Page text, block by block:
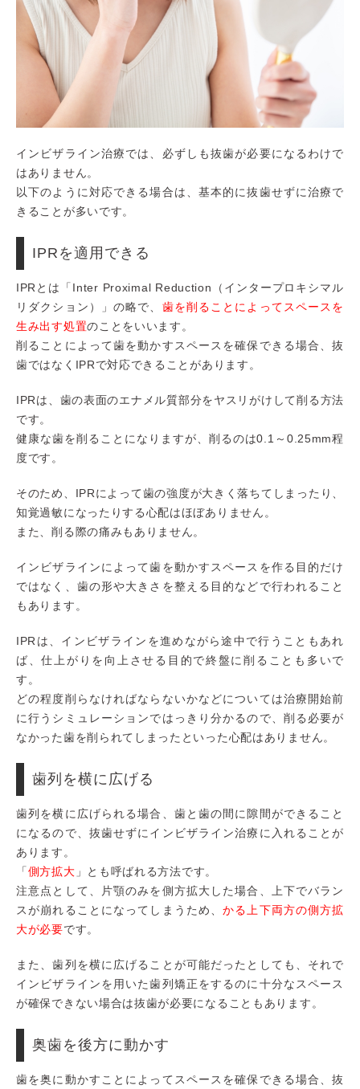
インビザライン治療では、必ずしも抜歯が必要になるわけで
はありません。
以下のように対応できる場合は、基本的に抜歯せずに治療で
きることが多いです。
IPRを適用できる
IPRとは「Inter Proximal Reduction（インタープロキシマル
リダクション）」の略で、 歯を削ることによってスペースを
生み出す処置のことをいいます。
削ることによって歯を動かすスペースを確保できる場合、抜
歯ではなくIPRで対応できることがあります。
IPRは、歯の表面のエナメル質部分をヤスリがけして削る方法
です。
健康な歯を削ることになりますが、削るのは0.1～0.25mm程
度です。
そのため、IPRによって歯の強度が大きく落ちてしまったり、
知覚過敏になったりする心配はほぼありません。
また、削る際の痛みもありません。
インビザラインによって歯を動かすスペースを作る目的だけ
ではなく、歯の形や大きさを整える目的などで行われること
もあります。
IPRは、インビザラインを進めながら途中で行うこともあれ
ば、仕上がりを向上させる目的で終盤に削ることも多いで
す。
どの程度削らなければならないかなどについては治療開始前
に行うシミュレーションではっきり分かるので、削る必要が
なかった歯を削られてしまったといった心配はありません。
歯列を横に広げる
歯列を横に広げられる場合、歯と歯の間に隙間ができること
になるので、抜歯せずにインビザライン治療に入れることが
あります。
「側方拡大 」とも呼ばれる方法です。
注意点として、片顎のみを側方拡大した場合、上下でバラン
スが崩れることになってしまうため、かる上下両方の側方拡
大が必要です。
また、歯列を横に広げることが可能だったとしても、それで
インビザラインを用いた歯列矯正をするのに十分なスペース
が確保できない場合は抜歯が必要になることもあります。
奥歯を後方に動かす
歯を奥に動かすことによってスペースを確保できる場合、抜